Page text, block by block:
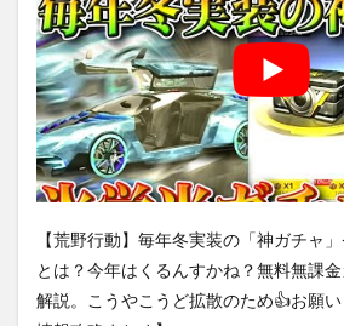
【荒野行動】毎年冬実装の「神ガチャ
とは？今年はくるんすかね？無料無課
解説。こうやこうど拡散のため👍お願